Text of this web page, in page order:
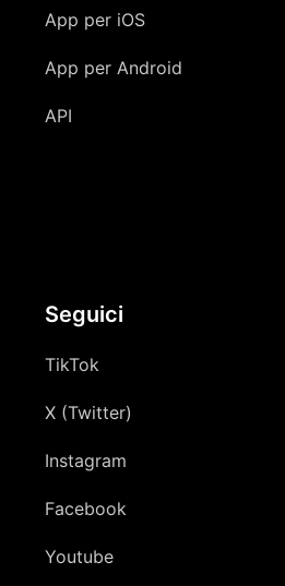
App per iOS
App per Android
API
Seguici
TikTok
X (Twitter)
Instagram
Facebook
Youtube